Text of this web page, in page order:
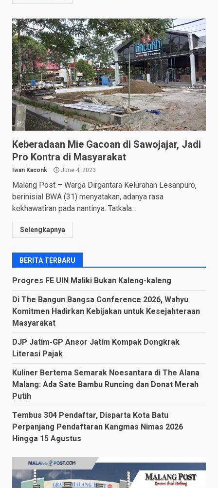
Keberadaan Mie Gacoan di Sawojajar, Jadi
Pro Kontra di Masyarakat
Iwan Kaconk June 4, 2023
Malang Post – Warga Dirgantara Kelurahan Lesanpuro,
berinisial BWA (31) menyatakan, adanya rasa
kekhawatiran pada nantinya. Tatkala...
Selengkapnya
BERITA TERBARU
Progres FE UIN Maliki Bukan Kaleng-kaleng
Di The Bangun Bangsa Conference 2026, Wahyu
Komitmen Hadirkan Kebijakan untuk Kesejahteraan
Masyarakat
DJP Jatim-GP Ansor Jatim Kompak Dongkrak
Literasi Pajak
Kuliner Bertema Semarak Noesantara di The Alana
Malang: Ada Sate Bambu Runcing dan Donat Merah
Putih
Tembus 304 Pendaftar, Disparta Kota Batu
Perpanjang Pendaftaran Kangmas Nimas 2026
Hingga 15 Agustus